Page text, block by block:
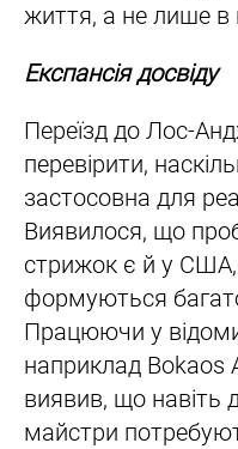
життя, а не лише в
Експансія досвіду
Переїзд до Лос-
перевірити,
застосовна для
Виявилося, що
стрижок є й у
формуються багато
Працюючи у
наприклад Bokaos
виявив, що навіть
майстри